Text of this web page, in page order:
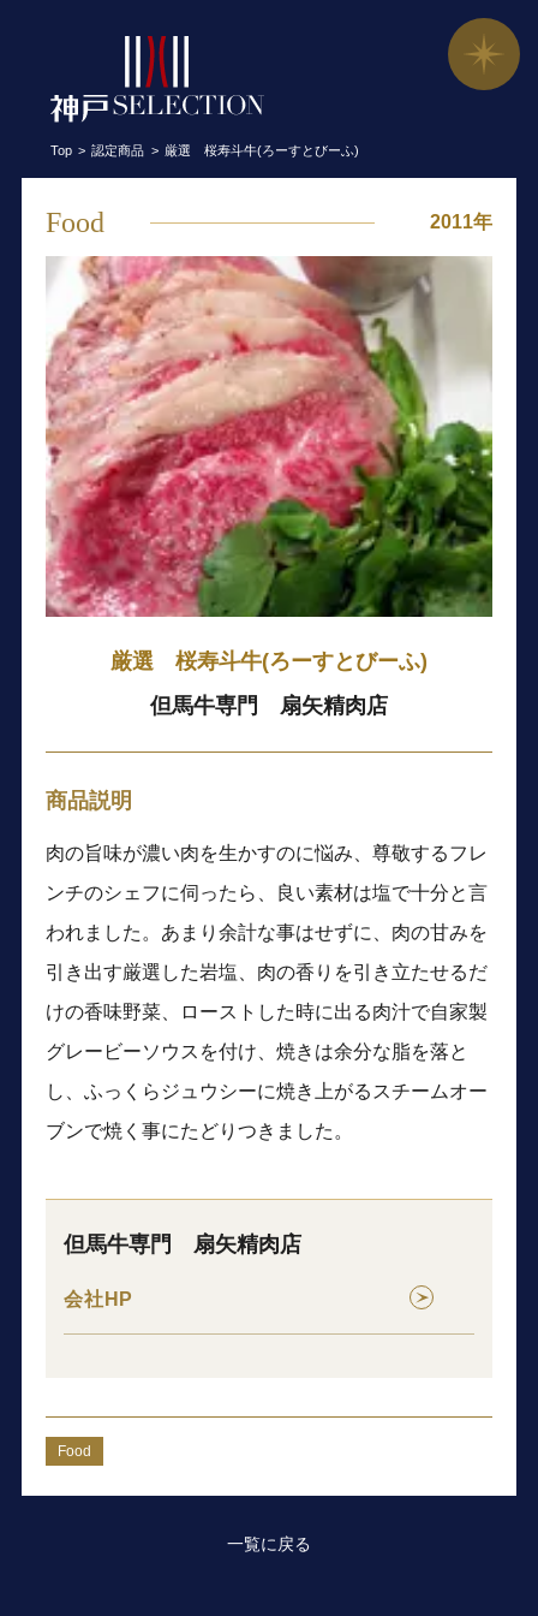
厳選 桜寿斗牛(ろーすとびーふ)／但馬
Top 認定商品 厳選 桜寿斗牛(ろーすとびーふ)
Food 2011年
厳選 桜寿斗牛(ろーすとびーふ)
但馬牛専門 扇矢精肉店
商品説明
肉の旨味が濃い肉を生かすのに悩み、尊敬するフレ
ンチのシェフに伺ったら、良い素材は塩で十分と言
われました。あまり余計な事はせずに、肉の甘みを
引き出す厳選した岩塩、肉の香りを引き立たせるだ
けの香味野菜、ローストした時に出る肉汁で自家製
グレービーソウスを付け、焼きは余分な脂を落と
し、ふっくらジュウシーに焼き上がるスチームオー
ブンで焼く事にたどりつきました。
但馬牛専門 扇矢精肉店
会社HP
Food
一覧に戻る